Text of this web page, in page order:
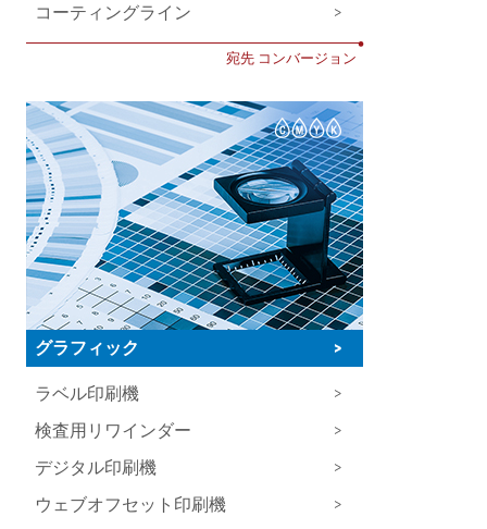
コーティングライン
>
•
宛先 コンバージョン
グラフィック >
ラベル印刷機
>
検査用リワインダー
>
デジタル印刷機
>
ウェブオフセット印刷機
>